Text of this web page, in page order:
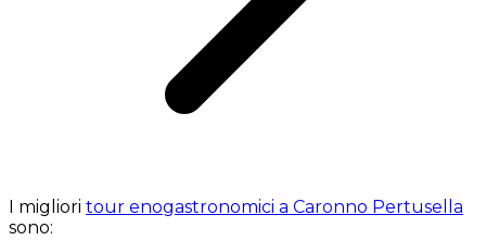
I migliori tour enogastronomici a Caronno Pertusella
sono: